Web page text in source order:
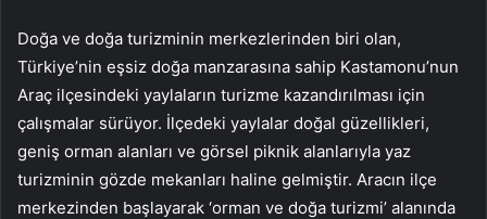
Doğa ve doğa turizminin merkezlerinden biri olan,
Türkiye’nin eşsiz doğa manzarasına sahip Kastamonu’nun
Araç ilçesindeki yaylaların turizme kazandırılması için
çalışmalar sürüyor. İlçedeki yaylalar doğal güzellikleri,
geniş orman alanları ve görsel piknik alanlarıyla yaz
turizminin gözde mekanları haline gelmiştir. Aracın ilçe
merkezinden başlayarak ‘orman ve doğa turizmi’ alanında